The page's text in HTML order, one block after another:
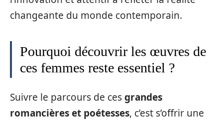
changeante du monde contemporain.
Pourquoi découvrir les œuvres de
ces femmes reste essentiel ?
Suivre le parcours de cesgrandes
romancières et poétesses, c’est s’offrir une